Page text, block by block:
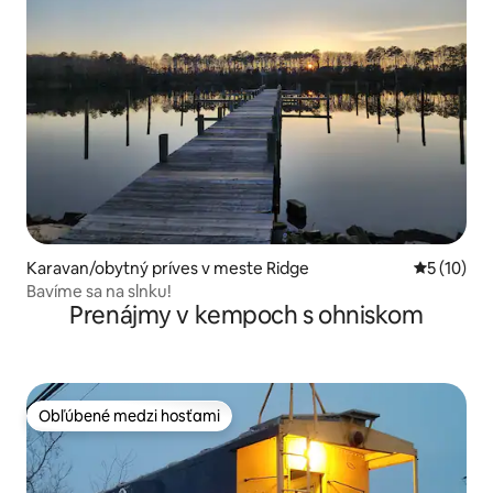
Karavan/obytný príves v meste Ridge
5 (10)
Bavíme sa na slnku!
Prenájmy v kempoch s ohniskom
Obľúbené medzi hosťami
Obľúbené medzi hosťami